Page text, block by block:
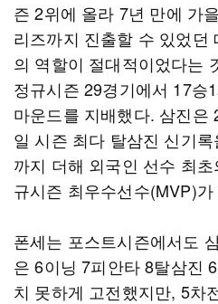
즌 2위에 올라 7년 만에 가
리즈까지 진출할 수 있었던
의 역할이 절대적이었다는
정규시즌 29경기에서 17승
마운드를 지배했다. 삼진은
일 시즌 최다 탈삼진 신기
까지 더해 외국인 선수 최
규시즌 최우수선수(MVP)
폰세는 포스트시즌에서도
은 6이닝 7피안타 8탈삼진
치 못하게 고전했지만, 5차